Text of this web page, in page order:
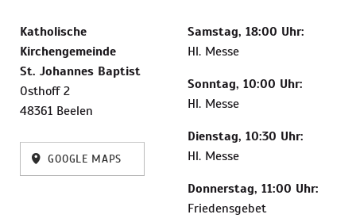
Katholische
Kirchengemeinde
St. Johannes Baptist
Osthoff 2
48361 Beelen
GOOGLE MAPS
Samstag, 18:00 Uhr:
Hl. Messe
Sonntag, 10:00 Uhr:
Hl. Messe
Dienstag, 10:30 Uhr:
Hl. Messe
Donnerstag, 11:00 Uhr:
Friedensgebet